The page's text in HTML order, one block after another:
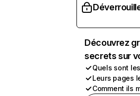
Découvrez
secrets sur
Quels sont
Leurs pages
Comment ils